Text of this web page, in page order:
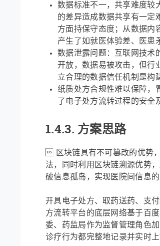
数据标准不一，共享难度较
的差异造成数据共享有一定
方面持保守态度；从数据内
产生了如就医体验差、医患
数据泄露问题：互联网技术
开放，数据易被攻击，但行
立合理的数据信任机制是构
纸质处方合规性难以保障，
了电子处方流转过程的安全
1.4.3. 方案思路
 区块链具有不可篡改的优势
法，同时利用区块链溯源优势
破信息孤岛，实现医院间信息的
开具电子处方、取药送药、支
方流转平台的底层网络基于百
委、药监局作为监督管理角色
诊疗行为都完整地记录并实时上